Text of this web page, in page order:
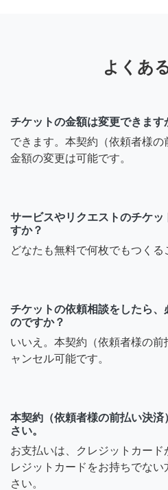
よくあ
チケットの金額は変更できます
できます。本契約（依頼者様の
金額の変更は可能です。
サービスやリクエストのチケッ
すか？
どなたも無料で何枚でもつくる
チケットの依頼相談をしたら
のですか？
いいえ。本契約（依頼者様の
ャンセル可能です。
本契約（依頼者様の前払い決
さい。
お支払いは、クレジットカード
レジットカードをお持ちでな
さい。